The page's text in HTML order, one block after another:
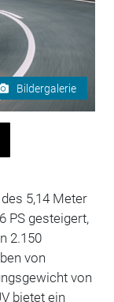
Bildergalerie
5,14 Meter
PS gesteigert,
2.150
von
von
bietet ein